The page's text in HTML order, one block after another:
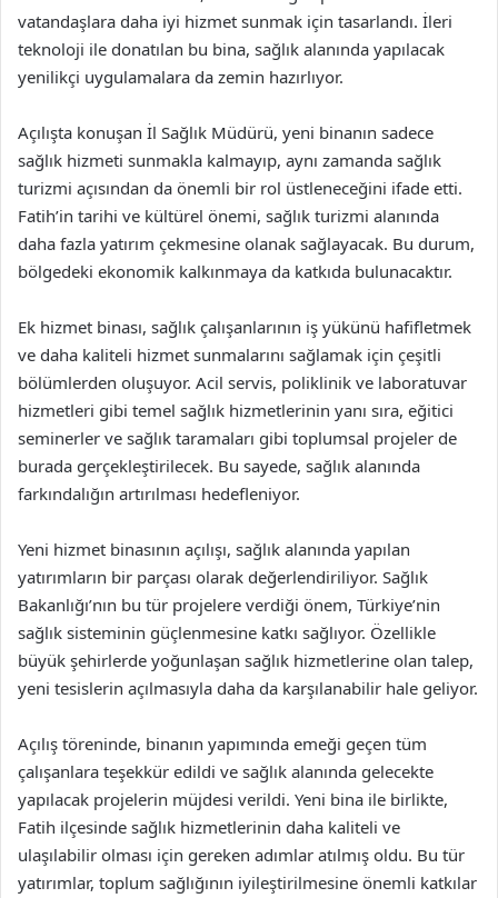
vatandaşlara daha iyi hizmet sunmak için tasarlandı. İleri
teknoloji ile donatılan bu bina, sağlık alanında yapılacak
yenilikçi uygulamalara da zemin hazırlıyor.
Açılışta konuşan İl Sağlık Müdürü, yeni binanın sadece
sağlık hizmeti sunmakla kalmayıp, aynı zamanda sağlık
turizmi açısından da önemli bir rol üstleneceğini ifade etti.
Fatih’in tarihi ve kültürel önemi, sağlık turizmi alanında
daha fazla yatırım çekmesine olanak sağlayacak. Bu durum,
bölgedeki ekonomik kalkınmaya da katkıda bulunacaktır.
Ek hizmet binası, sağlık çalışanlarının iş yükünü hafifletmek
ve daha kaliteli hizmet sunmalarını sağlamak için çeşitli
bölümlerden oluşuyor. Acil servis, poliklinik ve laboratuvar
hizmetleri gibi temel sağlık hizmetlerinin yanı sıra, eğitici
seminerler ve sağlık taramaları gibi toplumsal projeler de
burada gerçekleştirilecek. Bu sayede, sağlık alanında
farkındalığın artırılması hedefleniyor.
Yeni hizmet binasının açılışı, sağlık alanında yapılan
yatırımların bir parçası olarak değerlendiriliyor. Sağlık
Bakanlığı’nın bu tür projelere verdiği önem, Türkiye’nin
sağlık sisteminin güçlenmesine katkı sağlıyor. Özellikle
büyük şehirlerde yoğunlaşan sağlık hizmetlerine olan talep,
yeni tesislerin açılmasıyla daha da karşılanabilir hale geliyor.
Açılış töreninde, binanın yapımında emeği geçen tüm
çalışanlara teşekkür edildi ve sağlık alanında gelecekte
yapılacak projelerin müjdesi verildi. Yeni bina ile birlikte,
Fatih ilçesinde sağlık hizmetlerinin daha kaliteli ve
ulaşılabilir olması için gereken adımlar atılmış oldu. Bu tür
yatırımlar, toplum sağlığının iyileştirilmesine önemli katkılar